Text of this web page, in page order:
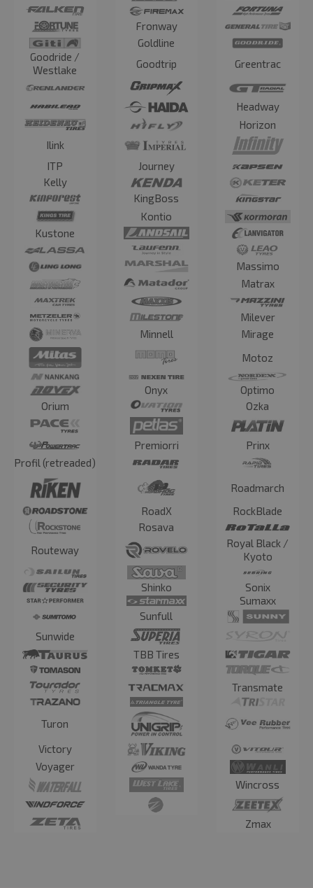
Fronway
Goldline
Goodride /
Westlake
Goodtrip Greentrac
Headway
Horizon
Ilink
ITP
Journey
Kelly
KingBoss
Kontio
Kustone
Massimo
Matrax
Milever
Minnell
Mirage
Motoz
Onyx
Optimo
Orium
Ozka
Premiorri
Prinx
Profil (retreaded)
Roadmarch
RoadX
RockBlade
Rosava
Routeway
Royal Black /
Kyoto
Shinko
Sonix
Sumaxx
Sunfull
Sunwide
TBB Tires
Transmate
Turon
Victory
Voyager
Wincross
Zmax
Où opérons-